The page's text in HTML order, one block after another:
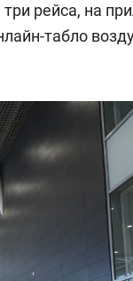
рейса, на
табло
и Face
с